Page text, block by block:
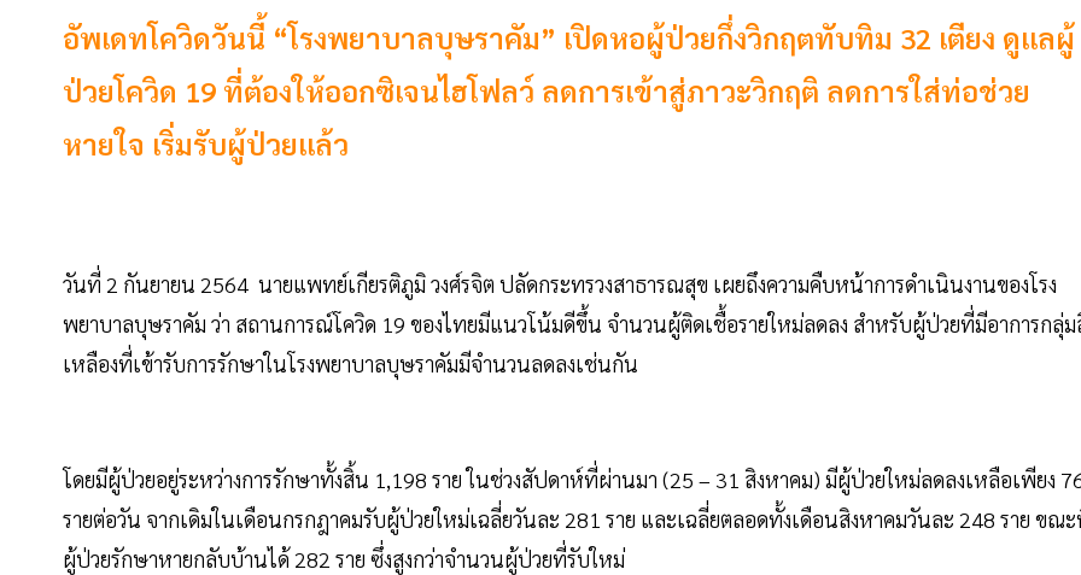
อัพเดทโควิดวันนี้ “โรงพยาบาลบุษราคัม” เปิดหอผู้ป่วยกึ่งวิกฤตทับทิม 32 เตียง ดูแลผู้
ป่วยโควิด 19 ที่ต้องให้ออกซิเจนไฮโฟลว์ ลดการเข้าสู่ภาวะวิกฤติ ลดการใส่ท่อช่วย
หายใจ เริ่มรับผู้ป่วยแล้ว
วันที่ 2 กันยายน 2564 นายแพทย์เกียรติภูมิ วงศ์รจิต ปลัดกระทรวงสาธารณสุข เผยถึงความคืบหน้าการดำเนินงานของโรง
พยาบาลบุษราคัม ว่า สถานการณ์โควิด 19 ของไทยมีแนวโน้มดีขึ้น จำนวนผู้ติดเชื้อรายใหม่ลดลง สำหรับผู้ป่วยที่มีอาการกลุ่
เหลืองที่เข้ารับการรักษาในโรงพยาบาลบุษราคัมมีจำนวนลดลงเช่นกัน
โดยมีผู้ป่วยอยู่ระหว่างการรักษาทั้งสิ้น 1,198 ราย ในช่วงสัปดาห์ที่ผ่านมา (25 – 31 สิงหาคม) มีผู้ป่วยใหม่ลดลงเหลือเพียง
รายต่อวัน จากเดิมในเดือนกรกฎาคมรับผู้ป่วยใหม่เฉลี่ยวันละ 281 ราย และเฉลี่ยตลอดทั้งเดือนสิงหาคมวันละ 248 ราย ขณ
ผู้ป่วยรักษาหายกลับบ้านได้ 282 ราย ซึ่งสูงกว่าจำนวนผู้ป่วยที่รับใหม่